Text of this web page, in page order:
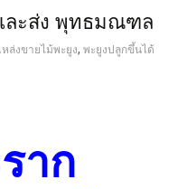
ละส่ง พุทธมณฑล
ล่งขายไม้พะยูง,พะยูงปลูกขึ้นได้
าก